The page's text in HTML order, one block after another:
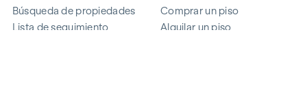
Búsqueda de propiedades
Lista de seguimiento
Comprar un piso
Alquilar un piso